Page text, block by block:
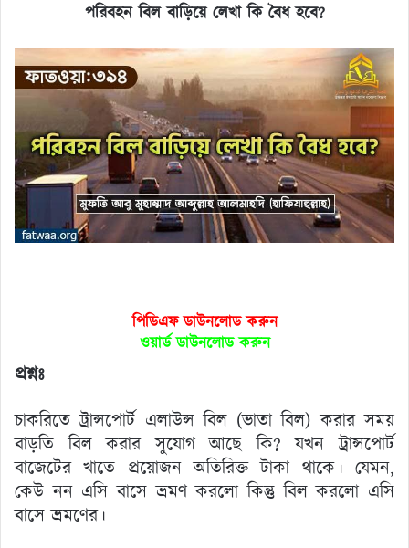
পরিবহন বিল বাড়িয়ে লেখা কি বৈধ হবে?
পিডিএফ ডাউনলোড করুন
ওয়ার্ড ডাউনলোড করুন
প্রশ্নঃ
চাকরিতে ট্রান্সপোর্ট এলাউন্স বিল (ভাতা বিল) করার সময়
বাড়তি বিল করার সুযোগ আছে কি? যখন ট্রান্সপোর্ট
বাজেটের খাতে প্রয়োজন অতিরিক্ত টাকা থাকে। যেমন,
কেউ নন এসি বাসে ভ্রমণ করলো কিন্তু বিল করলো এসি
বাসে ভ্রমণের।